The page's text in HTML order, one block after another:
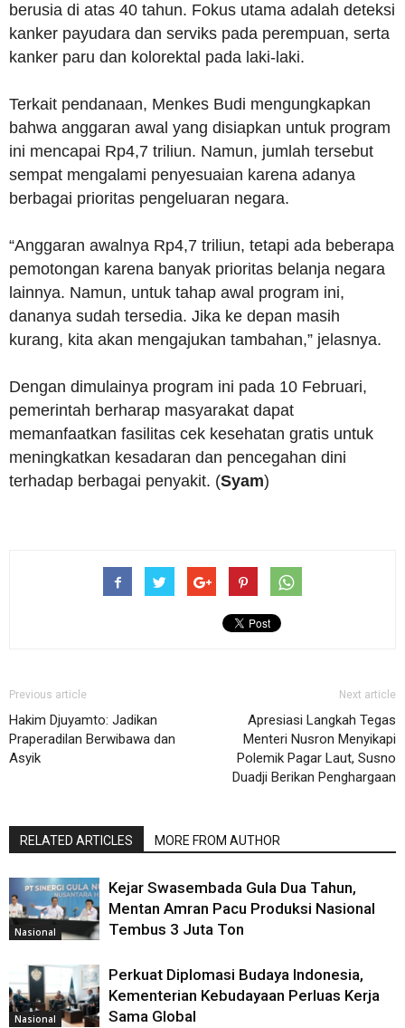
berusia di atas 40 tahun. Fokus utama adalah deteksi
kanker payudara dan serviks pada perempuan, serta
kanker paru dan kolorektal pada laki-laki.
Terkait pendanaan, Menkes Budi mengungkapkan
bahwa anggaran awal yang disiapkan untuk program
ini mencapai Rp4,7 triliun. Namun, jumlah tersebut
sempat mengalami penyesuaian karena adanya
berbagai prioritas pengeluaran negara.
“Anggaran awalnya Rp4,7 triliun, tetapi ada beberapa
pemotongan karena banyak prioritas belanja negara
lainnya. Namun, untuk tahap awal program ini,
dananya sudah tersedia. Jika ke depan masih
kurang, kita akan mengajukan tambahan,” jelasnya.
Dengan dimulainya program ini pada 10 Februari,
pemerintah berharap masyarakat dapat
memanfaatkan fasilitas cek kesehatan gratis untuk
meningkatkan kesadaran dan pencegahan dini
terhadap berbagai penyakit. (Syam)
Previous article
Hakim Djuyamto: Jadikan
Praperadilan Berwibawa dan
Asyik
Next article
Apresiasi Langkah Tegas
Menteri Nusron Menyikapi
Polemik Pagar Laut, Susno
Duadji Berikan Penghargaan
RELATED ARTICLES MORE FROM AUTHOR
Nasional
Kejar Swasembada Gula Dua Tahun,
Mentan Amran Pacu Produksi Nasional
Tembus 3 Juta Ton
Nasional
Perkuat Diplomasi Budaya Indonesia,
Kementerian Kebudayaan Perluas Kerja
Sama Global